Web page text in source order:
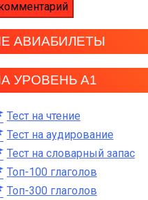
АВИАБИЛЕТЫ
УРОВЕНЬ А1
Тест на чтение
Тест на аудирование
Тест на словарный запас
Топ-100 глаголов
Топ-300 глаголов